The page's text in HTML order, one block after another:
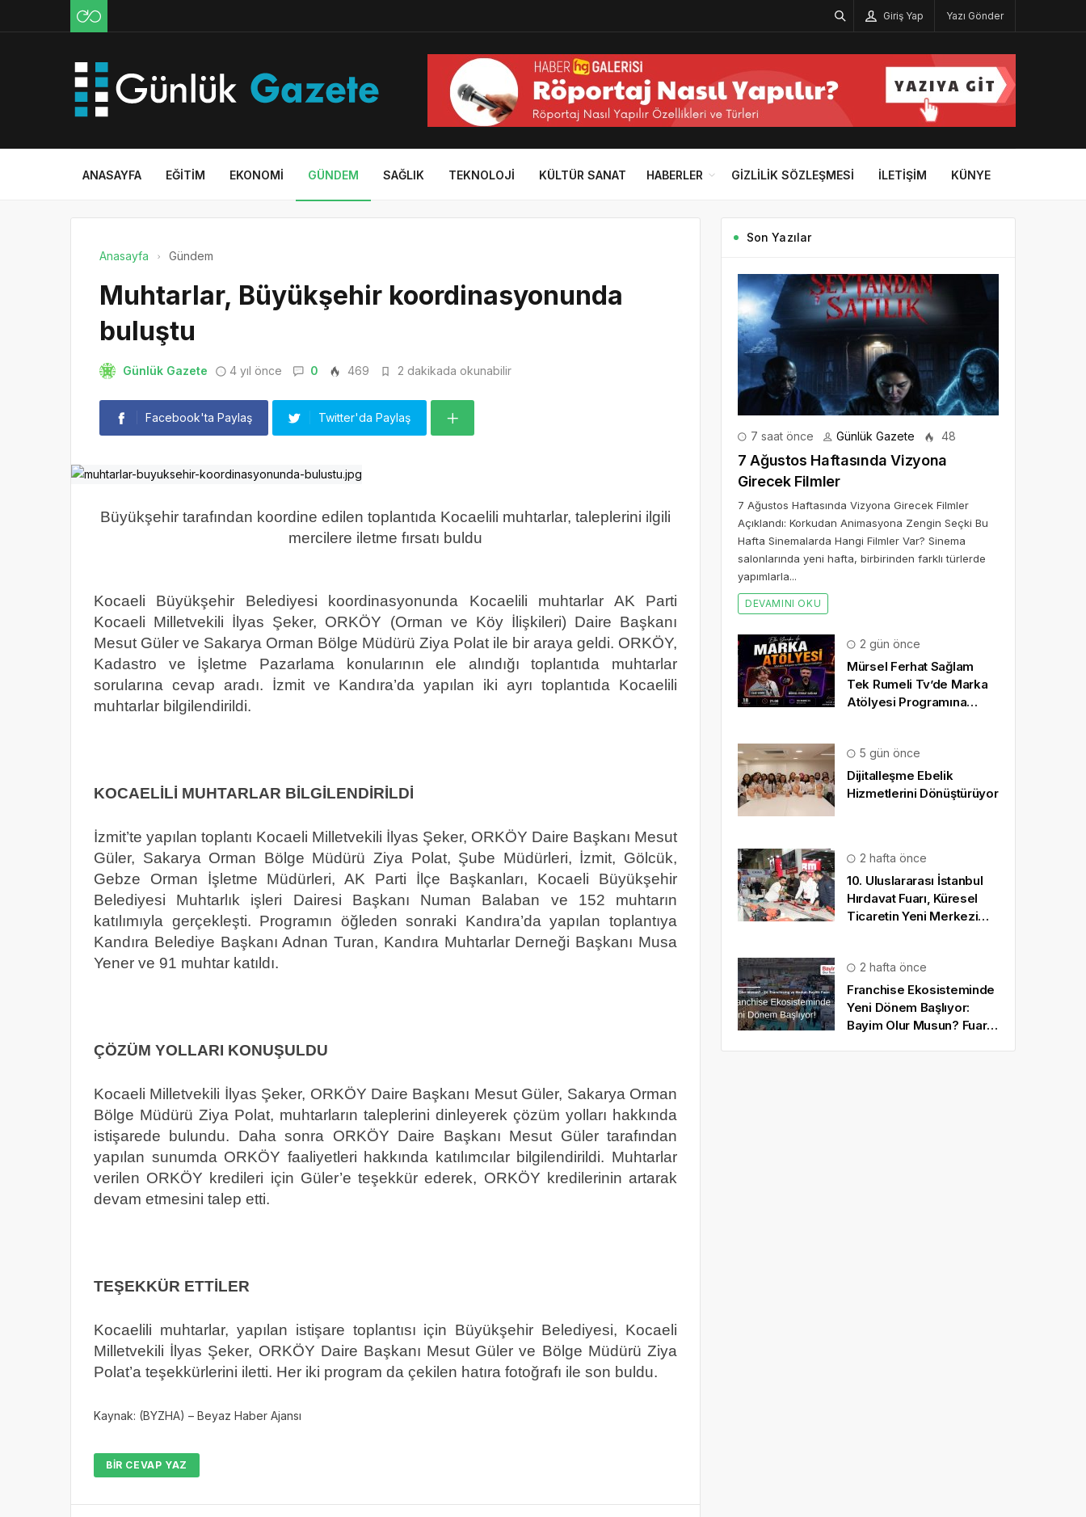
Giriş Yap Yazı Gönder
ANASAYFA EĞITIM EKONOMI GÜNDEM SAĞLIK TEKNOLOJI KÜLTÜR SANAT HABERLER GIZLILIK SÖZLEŞMESI İLETIŞIM KÜNYE
Anasayfa Gündem
Muhtarlar, Büyükşehir koordinasyonunda
buluştu
Günlük Gazete 4 yıl önce 0 469 2 dakikada okunabilir
Facebook'ta Paylaş Twitter'da Paylaş
Büyükşehir tarafından koordine edilen toplantıda Kocaelili muhtarlar, taleplerini ilgili
mercilere iletme fırsatı buldu
Kocaeli Büyükşehir Belediyesi koordinasyonunda Kocaelili muhtarlar AK Parti
Kocaeli Milletvekili İlyas Şeker, ORKÖY (Orman ve Köy İlişkileri) Daire Başkanı
Mesut Güler ve Sakarya Orman Bölge Müdürü Ziya Polat ile bir araya geldi. ORKÖY,
Kadastro ve İşletme Pazarlama konularının ele alındığı toplantıda muhtarlar
sorularına cevap aradı. İzmit ve Kandıra’da yapılan iki ayrı toplantıda Kocaelili
muhtarlar bilgilendirildi.
KOCAELİLİ MUHTARLAR BİLGİLENDİRİLDİ
İzmit’te yapılan toplantı Kocaeli Milletvekili İlyas Şeker, ORKÖY Daire Başkanı Mesut
Güler, Sakarya Orman Bölge Müdürü Ziya Polat, Şube Müdürleri, İzmit, Gölcük,
Gebze Orman İşletme Müdürleri, AK Parti İlçe Başkanları, Kocaeli Büyükşehir
Belediyesi Muhtarlık işleri Dairesi Başkanı Numan Balaban ve 152 muhtarın
katılımıyla gerçekleşti. Programın öğleden sonraki Kandıra’da yapılan toplantıya
Kandıra Belediye Başkanı Adnan Turan, Kandıra Muhtarlar Derneği Başkanı Musa
Yener ve 91 muhtar katıldı.
ÇÖZÜM YOLLARI KONUŞULDU
Kocaeli Milletvekili İlyas Şeker, ORKÖY Daire Başkanı Mesut Güler, Sakarya Orman
Bölge Müdürü Ziya Polat, muhtarların taleplerini dinleyerek çözüm yolları hakkında
istişarede bulundu. Daha sonra ORKÖY Daire Başkanı Mesut Güler tarafından
yapılan sunumda ORKÖY faaliyetleri hakkında katılımcılar bilgilendirildi. Muhtarlar
verilen ORKÖY kredileri için Güler’e teşekkür ederek, ORKÖY kredilerinin artarak
devam etmesini talep etti.
TEŞEKKÜR ETTİLER
Kocaelili muhtarlar, yapılan istişare toplantısı için Büyükşehir Belediyesi, Kocaeli
Milletvekili İlyas Şeker, ORKÖY Daire Başkanı Mesut Güler ve Bölge Müdürü Ziya
Polat’a teşekkürlerini iletti. Her iki program da çekilen hatıra fotoğrafı ile son buldu.
Kaynak: (BYZHA) – Beyaz Haber Ajansı
BIR CEVAP YAZ
Son Yazılar
7 saat önce Günlük Gazete 48
7 Ağustos Haftasında Vizyona
Girecek Filmler
7 Ağustos Haftasında Vizyona Girecek Filmler
Açıklandı: Korkudan Animasyona Zengin Seçki Bu
Hafta Sinemalarda Hangi Filmler Var? Sinema
salonlarında yeni hafta, birbirinden farklı türlerde
yapımlarla...
DEVAMINI OKU
2 gün önce
Mürsel Ferhat Sağlam
Tek Rumeli Tv’de Marka
Atölyesi Programına
5 gün önce
Dijitalleşme Ebelik
Hizmetlerini Dönüştürüyor
2 hafta önce
10. Uluslararası İstanbul
Hırdavat Fuarı, Küresel
Ticaretin Yeni Merkezi
2 hafta önce
Franchise Ekosisteminde
Yeni Dönem Başlıyor:
Bayim Olur Musun? Fuarı